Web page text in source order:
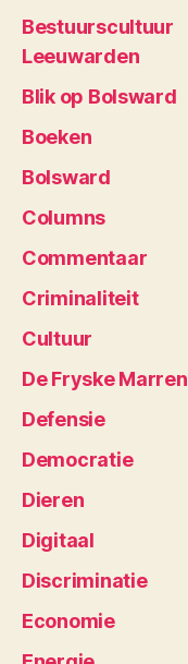
Bestuurscultuur
Leeuwarden
Blik op Bolsward
Boeken
Bolsward
Columns
Commentaar
Criminaliteit
Cultuur
De Fryske Marren
Defensie
Democratie
Dieren
Digitaal
Discriminatie
Economie